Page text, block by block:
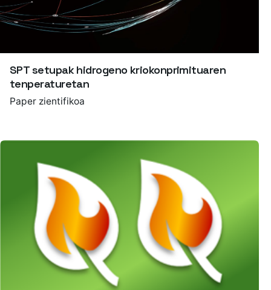
SPT setupak hidrogeno kriokonprimituaren
tenperaturetan
Paper zientifikoa